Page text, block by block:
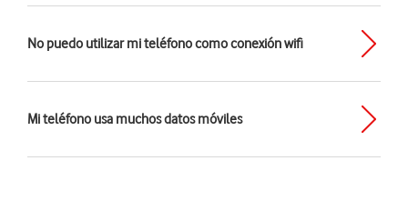
No puedo utilizar mi teléfono como conexión wifi
Mi teléfono usa muchos datos móviles